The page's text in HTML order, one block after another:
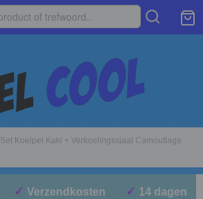
Set Koelpet Kaki + Verkoelingssjaal Camouflage
✓ Verzendkosten
✓ 14 dagen